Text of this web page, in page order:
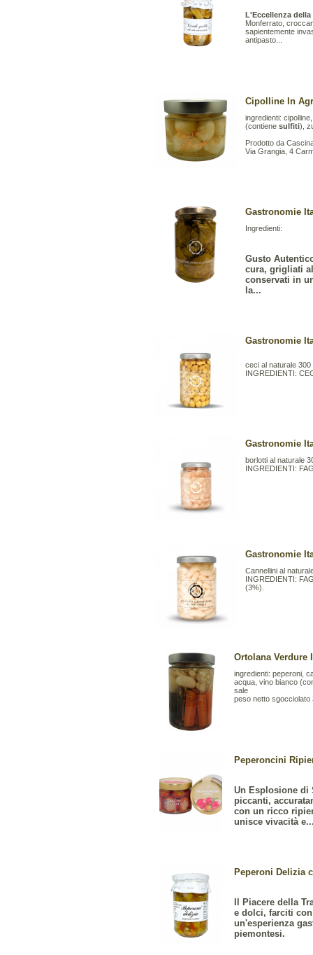
L'Eccellenza
Monferrato,
sapientemente
antipasto...
Cipolline In
ingredienti:
(contiene sulfiti),
Prodotto da
Via Grangia, 4
Gastronomie
Ingredienti:
Gusto
cura, grigliati
conservati in
la...
Gastronomie
ceci al naturale
INGREDIENTI:
Gastronomie
borlotti al naturale
INGREDIENTI:
Gastronomie
Cannellini al
INGREDIENTI:
(3%).
Ortolana Verdure
ingredienti: peperoni,
acqua, vino bianco
sale
peso netto sgocciolato
Peperoncini
Un Esplosione di
piccanti,
con un ricco
unisce vivacità
Peperoni Delizia
Il Piacere della
e dolci, farciti
un'esperienza
piemontesi.